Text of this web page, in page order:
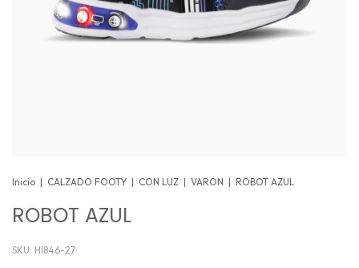
Inicio | CALZADO FOOTY | CON LUZ | VARON | ROBOT AZUL
ROBOT AZUL
SKU: HI846-27